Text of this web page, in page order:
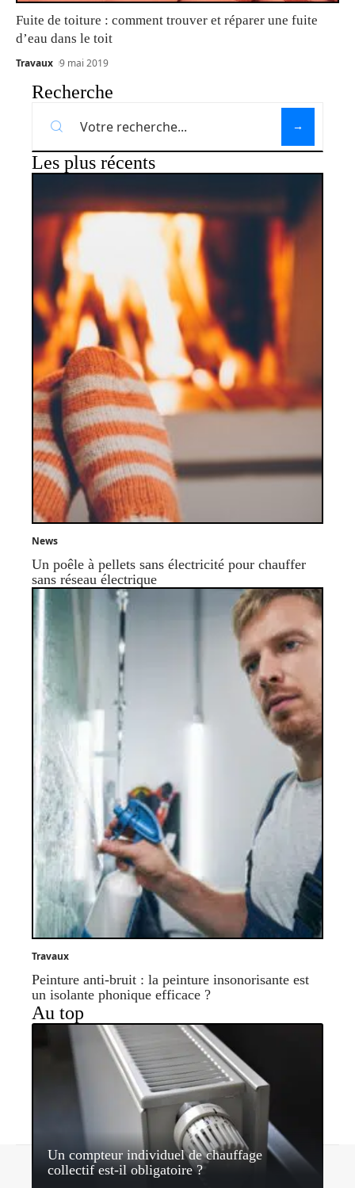
Fuite de toiture : comment trouver et réparer une fuite
d’eau dans le toit
Travaux 9 mai 2019
Recherche
Les plus récents
News
Un poêle à pellets sans électricité pour chauffer
sans réseau électrique
Travaux
Peinture anti-bruit : la peinture insonorisante est
un isolante phonique efficace ?
Au top
Un compteur individuel de chauffage
collectif est-il obligatoire ?
Contact Mentions légales Sitemap